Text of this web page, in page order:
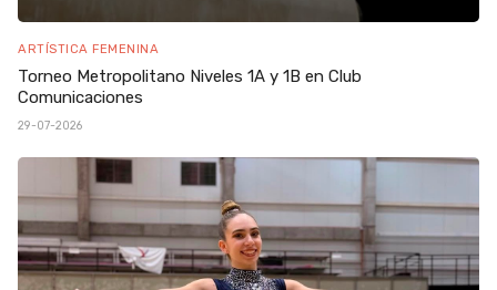
ARTÍSTICA FEMENINA
Torneo Metropolitano Niveles 1A y 1B en Club
Comunicaciones
29-07-2026